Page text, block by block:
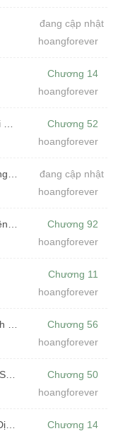
đang cập nhật
hoangforever
Chương 14
hoangforever
Chương 52
hoangforever
đang cập nhật
hoangforever
Chương 92
hoangforever
Chương 11
hoangforever
Chương 56
hoangforever
Chương 50
hoangforever
Chương 14